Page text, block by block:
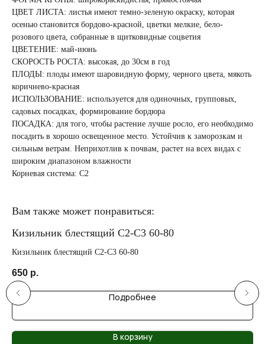
ЦВЕТ ЛИСТА: листья имеют темно-зеленую окраску, которая
осенью становится бордово-красной, цветки мелкие, бело-
розового цвета, собранные в щитковидные соцветия
ЦВЕТЕНИЕ: май-июнь
СКОРОСТЬ РОСТА: высокая, до 30см в год
ПЛОДЫ: плоды имеют шаровидную форму, черного цвета, мякоть
коричнево-красная
ИСПОЛЬЗОВАНИЕ: используется для одиночных, групповых,
садовых посадках, формирование бордюра
ПОСАДКА: для того, чтобы растение лучше росло, его необходимо
посадить в хорошо освещенное место. Устойчив к заморозкам и
сильным ветрам. Неприхотлив к почвам, растет на всех видах с
широким диапазоном влажности
Корневая система: С2
Вам также может понравиться:
Кизильник блестящий C2-C3 60-80
Кизильник блестящий C2-C3 60-80
650 р.
Подробнее
В корзину